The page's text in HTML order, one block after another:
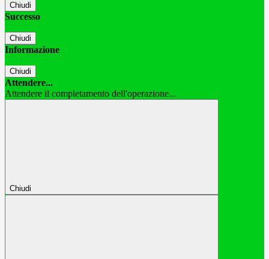
Chiudi
Successo
Chiudi
Informazione
Chiudi
Attendere...
Attendere il completamento dell'operazione...
Chiudi